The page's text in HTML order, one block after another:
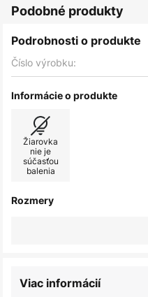
Podobné produkty
Podrobnosti o produkte
Číslo výrobku:
Informácie o produkte
Žiarovka
nie je
súčasťou
balenia
Rozmery
Viac informácií